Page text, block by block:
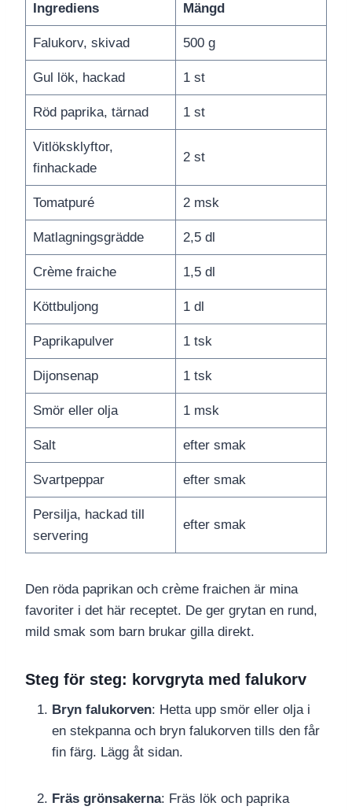
Ingrediens Mängd
Falukorv, skivad 500 g
Gul lök, hackad 1 st
Röd paprika, tärnad 1 st
Vitlöksklyftor,
finhackade
2 st
Tomatpuré 2 msk
Matlagningsgrädde 2,5 dl
Crème fraiche 1,5 dl
Köttbuljong 1 dl
Paprikapulver 1 tsk
Dijonsenap 1 tsk
Smör eller olja 1 msk
Salt efter smak
Svartpeppar efter smak
Persilja, hackad till
servering
efter smak
Den röda paprikan och crème fraichen är mina
favoriter i det här receptet. De ger grytan en rund,
mild smak som barn brukar gilla direkt.
Steg för steg: korvgryta med falukorv
Bryn falukorven: Hetta upp smör eller olja i
en stekpanna och bryn falukorven tills den får
fin färg. Lägg åt sidan.
Fräs grönsakerna: Fräs lök och paprika